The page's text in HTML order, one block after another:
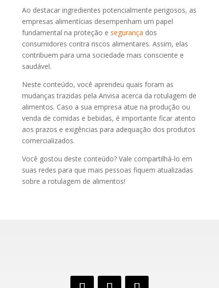
Ao destacar ingredientes potencialmente perigosos, as
empresas alimentícias desempenham um papel
fundamental na proteção e segurança dos
consumidores contra riscos alimentares. Assim, elas
contribuem para uma sociedade mais consciente e
saudável.
Neste conteúdo, você aprendeu quais foram as
mudanças trazidas pela Anvisa acerca da rotulagem de
alimentos. Caso a sua empresa atue na produção ou
venda de comidas e bebidas, é importante ficar atento
aos prazos e exigências para adequação dos produtos
comercializados.
Você gostou deste conteúdo? Vale compartilhá-lo em
suas redes para que mais pessoas fiquem atualizadas
sobre a rotulagem de alimentos!